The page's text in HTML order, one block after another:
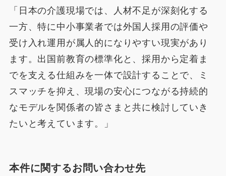
「日本の介護現場では、人材不足が深刻化する
一方、特に中小事業者では外国人採用の評価や
受け入れ運用が属人的になりやすい現実があり
ます。出国前教育の標準化と、採用から定着ま
でを支える仕組みを一体で設計することで、ミ
スマッチを抑え、現場の安心につながる持続的
なモデルを関係者の皆さまと共に検討していき
たいと考えています。」
本件に関するお問い合わせ先